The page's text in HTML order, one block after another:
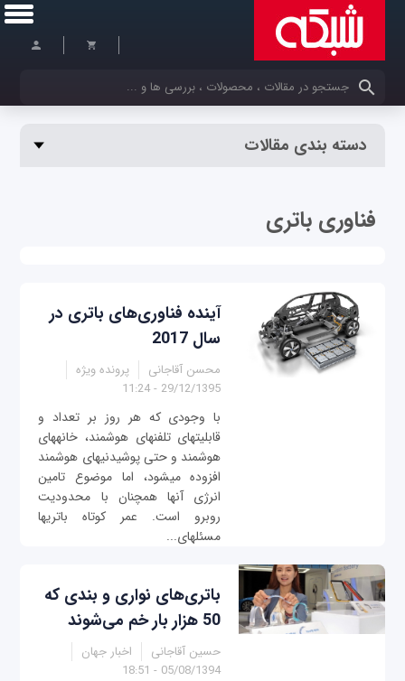
کلمات کلیدی خود را وارد کنید
دسته بندی مقالات
فناوری باتری
آینده فناوری‌های باتری‌ در
سال 2017
محسن آقاجانی
پرونده ویژه
29/12/1395 - 11:24
با وجودی که هر روز بر تعداد و
قابلیت‎های تلفن‎های هوشمند، خانه‎های
هوشمند و حتی پوشیدنی‎های هوشمند
افزوده می‎شود، اما موضوع تامین
انرژی آنها همچنان با محدودیت
روبرو است. عمر کوتاه باتری‎ها
مسئله‎ای...
باتری‌های نواری و بندی که
50 هزار بار خم می‌شوند
حسین آقاجانی
اخبار جهان
05/08/1394 - 18:51